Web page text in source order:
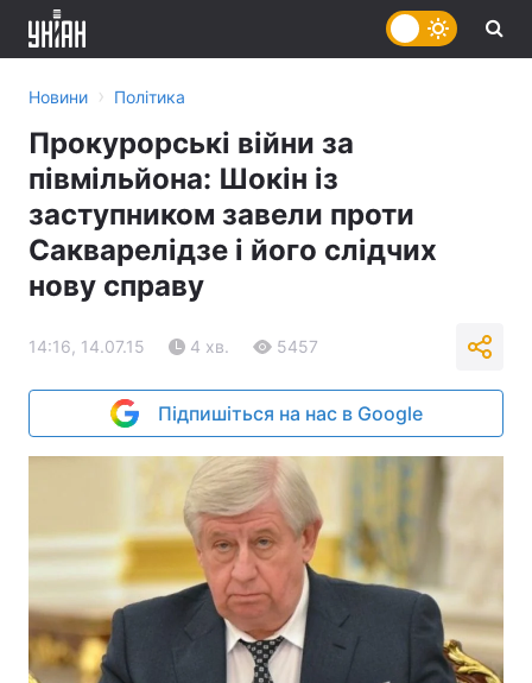
Новини › Політика
Прокурорські війни за
півмільйона: Шокін із
заступником завели проти
Сакварелідзе і його слідчих
нову справу
14:16, 14.07.15 4 хв. 5457
Підпишіться на нас в Google